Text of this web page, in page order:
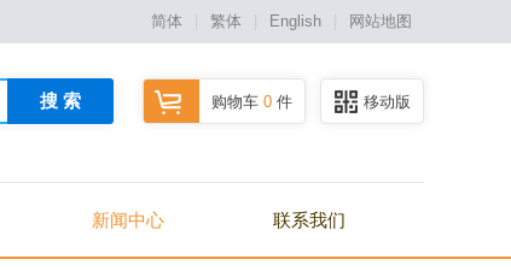
简体 繁体 English 网站地图
移动版
购物车 0 件
搜 索
新闻中心 联系我们